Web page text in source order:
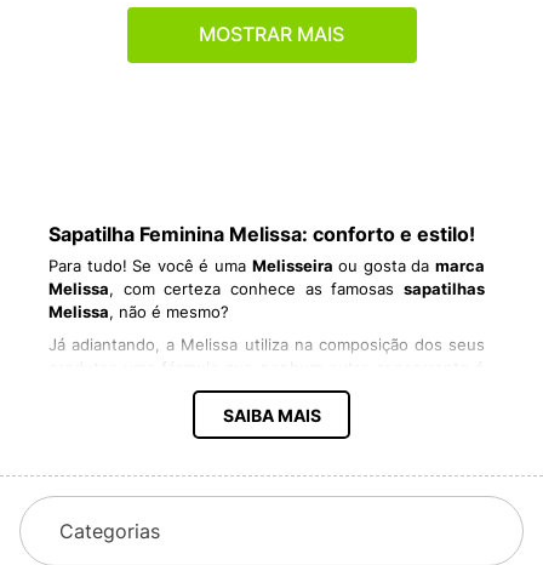
MOSTRAR MAIS
Sapatilha Feminina Melissa: conforto e estilo!
Para tudo! Se você é uma Melisseira ou gosta damarca
Melissa, com certeza conhece as famosas sapatilhas
Melissa, não é mesmo?
Já adiantando, a Melissa utiliza na composição dos seus
produtos uma fórmula que nenhum outro concorrente é
capaz de copiar. Uma das principais dúvidas entre os fãs
da marca é qual o material utilizado na confecção da
e outros produtos.
estilosos, se destacam por seu cheiro característico de
também são sustentáveis. O material utilizado é uma
SAIBA MAIS
Categorias